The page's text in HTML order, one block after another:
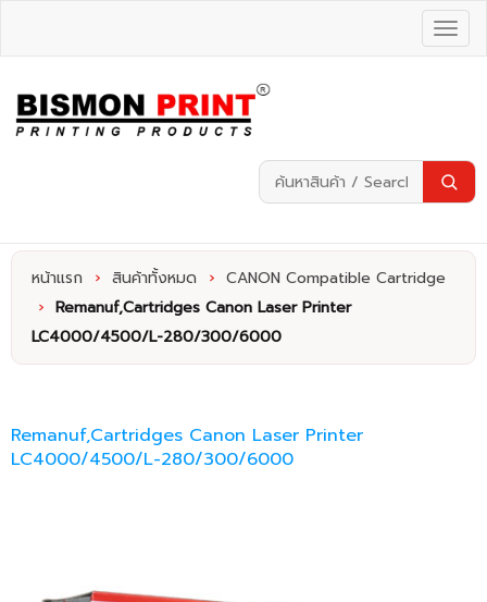
หน้าแรก › สินค้าทั้งหมด › CANON Compatible Cartridge
› Remanuf,Cartridges Canon Laser Printer
LC4000/4500/L-280/300/6000
Remanuf,Cartridges Canon Laser Printer
LC4000/4500/L-280/300/6000